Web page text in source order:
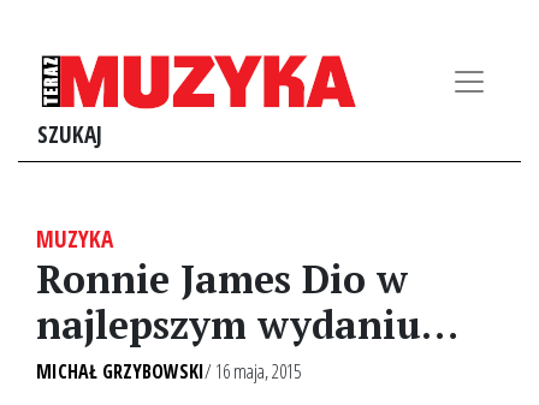
SZUKAJ
MUZYKA
Ronnie James Dio w
najlepszym wydaniu…
MICHAŁ GRZYBOWSKI/ 16 maja, 2015